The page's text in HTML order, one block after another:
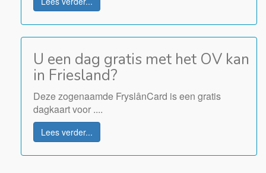
U een dag gratis met het OV kan
in Friesland?
Deze zogenaamde FryslânCard is een gratis
dagkaart voor ....
Lees verder...